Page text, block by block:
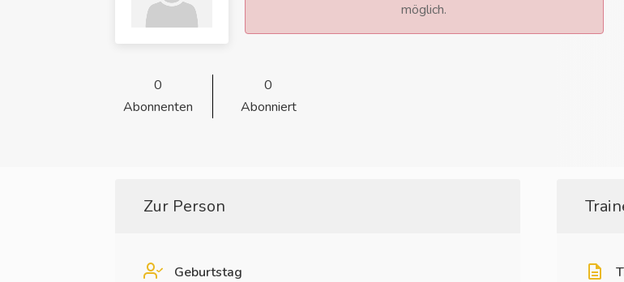
möglich.
0
Abonnenten
0
Abonniert
Zur Person
Geburtstag